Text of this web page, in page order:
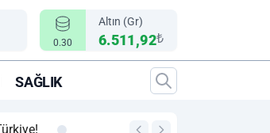
0.30
Altın (Gr)
6.511,92₺
SAĞLIK
00:12